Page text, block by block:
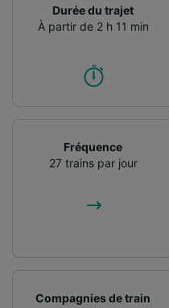
Durée du trajet
À partir de 2 h 11 min
Fréquence
27 trains par jour
Compagnies de train